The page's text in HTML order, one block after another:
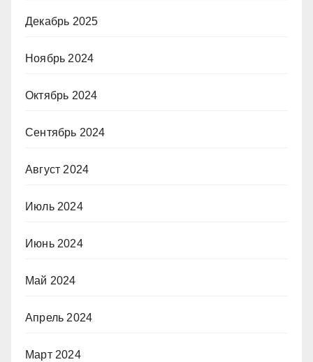
Декабрь 2025
Ноябрь 2024
Октябрь 2024
Сентябрь 2024
Август 2024
Июль 2024
Июнь 2024
Май 2024
Апрель 2024
Март 2024